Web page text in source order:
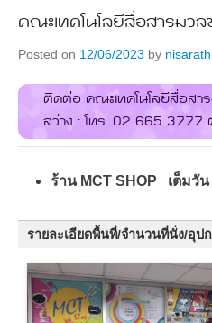
คณะเทคโนโลยีสื่อสารมว
Posted on 12/06/2023 by
ติดต่อ คณะเทคโนโลยีสื่อสา
สว่าง : โทร. 02 665 3777
ร้าน MCT SHOP เต็มวั
รายละเอียดพื้นที่/จำนวนที่นั่ง/อุป